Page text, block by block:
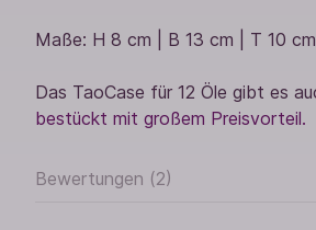
Maße: H 8 cm | B 13 cm | T 10 cm
Das TaoCase für 12 Öle gibt es
bestückt mit großem Preisvorteil.
Bewertungen (2)